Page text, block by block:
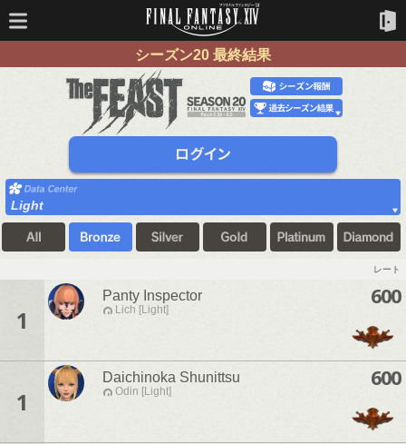
シーズン20 最終結果
Light
レート
1
Panty Inspector
Lich [Light]
600
1
Daichinoka Shunittsu
Odin [Light]
600